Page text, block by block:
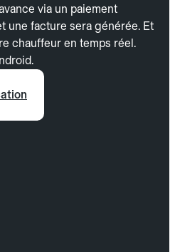
via un paiement
une facture sera générée. Et
chauffeur en temps réel.